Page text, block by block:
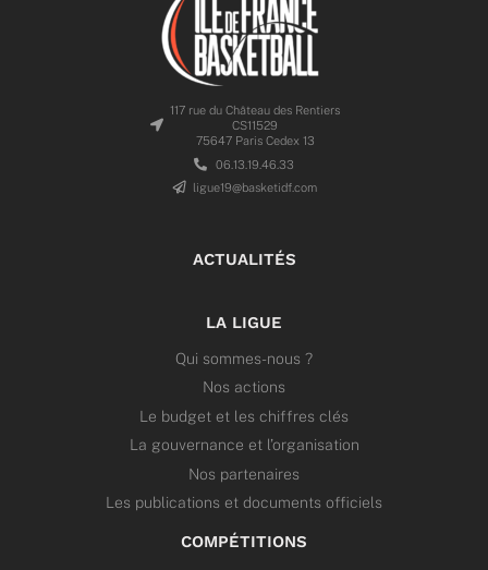
117 rue du Château des Rentiers
CS11529
75647 Paris Cedex 13
06.13.19.46.33
ligue19@basketidf.com
ACTUALITÉS
LA LIGUE
Qui sommes-nous ?
Nos actions
Le budget et les chiffres clés
La gouvernance et l’organisation
Nos partenaires
Les publications et documents officiels
COMPÉTITIONS